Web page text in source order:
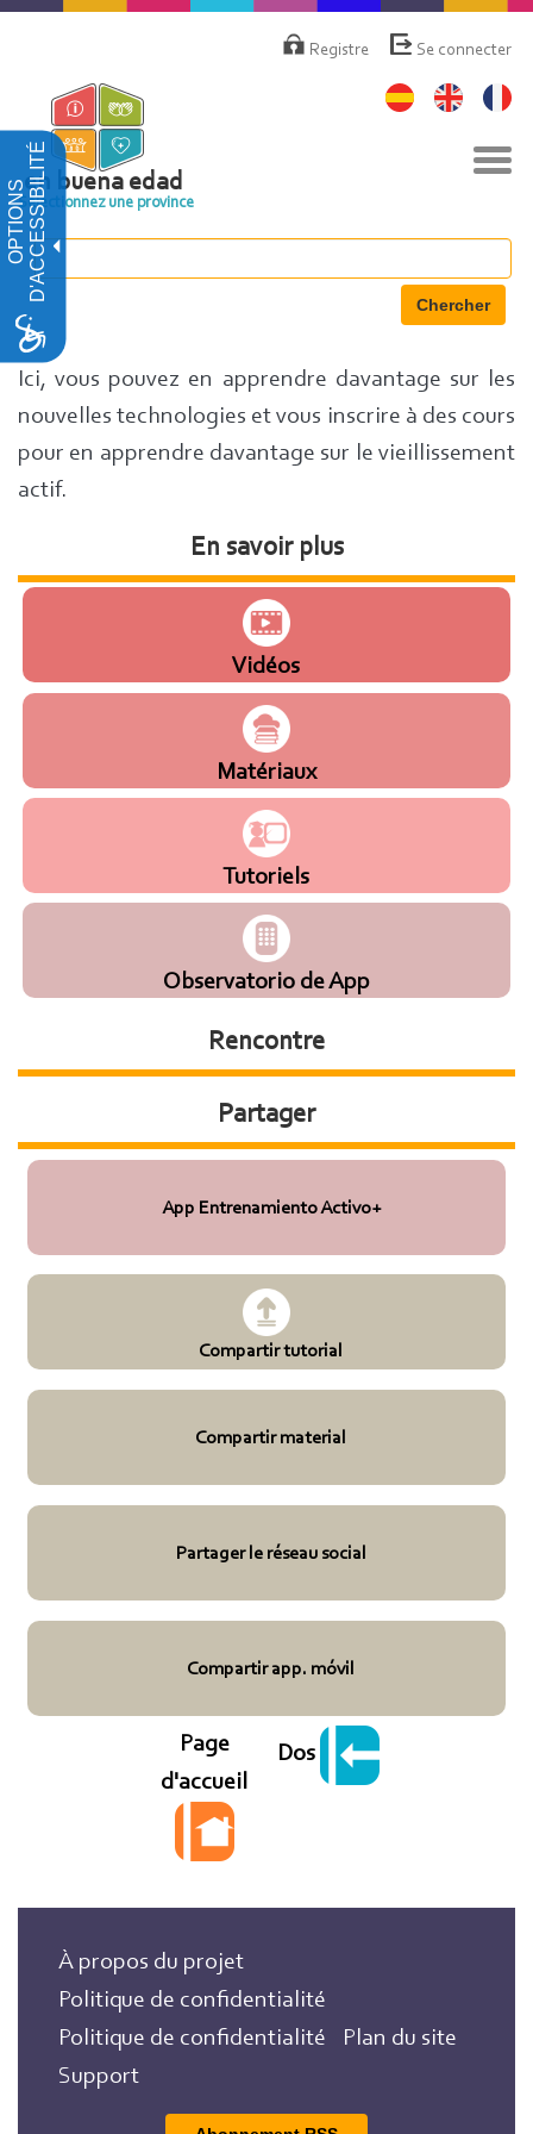
OPTIONSD'ACCESSIBILITÉ
Aller
principal
deRegistre Se connecter
la
en buena edad
Sélectionnez une province
Chercher
Ici, vous pouvez en apprendre davantage sur les
nouvelles technologies et vous inscrire à des cours
pour en apprendre davantage sur le vieillissement
actif.
En savoir plus
Vidéos
Matériaux
Tutoriels
Observatorio de App
Rencontre
Partager
App Entrenamiento Activo+
Compartir tutorial
Compartir material
Partager le réseau social
Compartir app. móvil
Page
d'accueil
Dos
À propos du projet
Politique de confidentialité
Politique de confidentialité
Plan du site
Support